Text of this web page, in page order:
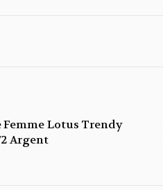
Lotus Trendy
Argent